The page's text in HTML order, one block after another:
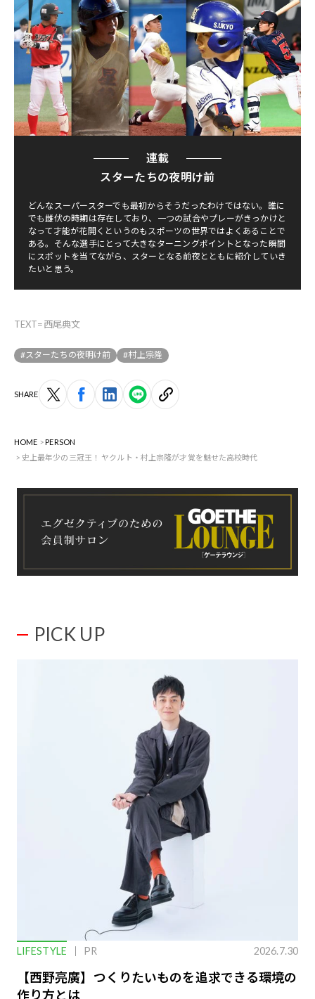
連載
スターたちの夜明け前
どんなスーパースターでも最初からそうだったわけではない。誰に
でも雌伏の時期は存在しており、一つの試合やプレーがきっかけと
なって才能が花開くというのもスポーツの世界ではよくあることで
ある。そんな選手にとって大きなターニングポイントとなった瞬間
にスポットを当てながら、スターとなる前夜とともに紹介していき
たいと思う。
TEXT=西尾典文
#スターたちの夜明け前 #村上宗隆
SHARE
HOME
PERSON
史上最年少の三冠王！ ヤクルト・村上宗隆が才覚を魅せた高校時代
PICK UP
LIFESTYLE PR 2026.7.30
【西野亮廣】つくりたいものを追求できる環境の
作り方とは